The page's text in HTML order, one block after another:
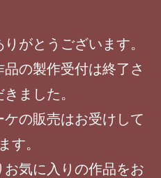
がとうございます。
の製作受付は終了さ
ました。
の販売はお受けして
す。
気に入りの作品をお